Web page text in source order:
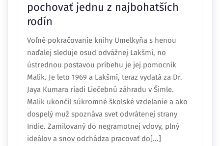
pochovať jednu z najbohatších
rodín
Voľné pokračovanie knihy Umelkyňa s henou
naďalej sleduje osud odvážnej Lakšmí, no
ústrednou postavou príbehu je jej pomocník
Malik. Je leto 1969 a Lakšmí, teraz vydatá za Dr.
Jaya Kumara riadi Liečebnú záhradu v Šimle.
Malik ukončil súkromné školské vzdelanie a ako
dospelý muž spoznáva svet odvrátenej strany
Indie. Zamilovaný do negramotnej vdovy, plný
ideálov a snov odchádza pracovať do[...]